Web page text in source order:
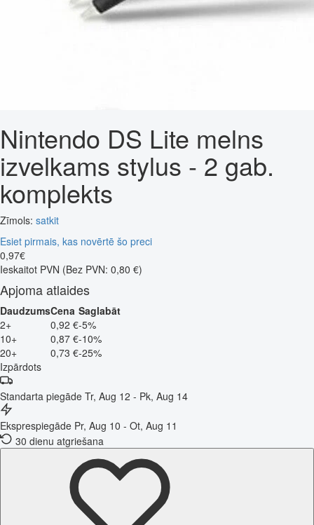
Nintendo DS Lite melns
izvelkams stylus - 2 gab.
komplekts
Zīmols: satkit
Esiet pirmais, kas novērtē šo preci
0,97€
Ieskaitot PVN (Bez PVN: 0,80 €)
Apjoma atlaides
DaudzumsCena Saglabāt
2+
0,92 €-5%
10+
0,87 €-10%
20+
0,73 €-25%
Izpārdots
Standarta piegāde Tr, Aug 12 - Pk, Aug 14
Eksprespiegāde Pr, Aug 10 - Ot, Aug 11
30 dienu atgriešana